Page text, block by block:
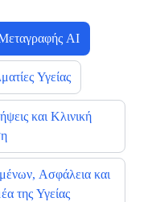
AI
Υγείας
και Κλινική
Ασφάλεια και
της Υγείας